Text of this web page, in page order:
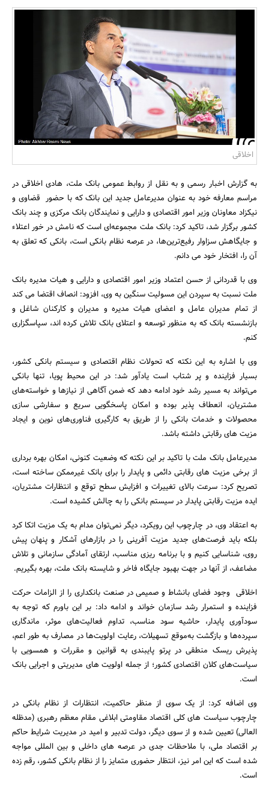
مسکن و ساختمان
جستجو
اخلاقی
به گزارش اخبار رسمی و به نقل از روابط عمومی بانک ملت، هادی اخلاقی در
مراسم معارفه خود به عنوان مدیرعامل جدید این بانک که با حضور قضاوی و
نیکزاد معاونان وزیر امور اقتصادی و دارایی و نمایندگان بانک مرکزی و چند بانک
کشور برگزار شد، تاکید کرد: بانک ملت مجموعه‌ای است که نامش در خور اعتلاء
و جایگاهش سزاوار رفیع‌ترین‌ها، در عرصه نظام بانکی است، بانکی که تعلق به
آن را، افتخار خود می دانم.
وی با قدردانی از حسن اعتماد وزیر امور اقتصادی و دارایی و هیات مدیره بانک
ملت نسبت به سپردن این مسولیت سنگین به وی، افزود: انصاف اقتضا می کند
از تمام مدیران عامل و اعضای هیات مدیره و مدیران و کارکنان شاغل و
بازنشسته بانک که به منظور توسعه و اعتلای بانک تلاش کرده اند، سپاسگزاری
کنم.
وی با اشاره به این نکته که تحولات نظام اقتصادی و سیستم بانکی کشور،
بسیار فزاینده‌ و پر شتاب است یادآور شد: در این محیط پویا، تنها بانکی
می‌تواند به مسیر رشد خود ادامه دهد که ضمن آگاهی از نیازها و خواسته‌های
مشتریان، انعطاف پذیر بوده و امکان پاسخگویی سریع و سفارشی سازی
محصولات و خدمات بانکی را از طریق به کارگیری فناوری‌های نوین و ایجاد
مزیت های رقابتی داشته باشد.
مدیرعامل بانک ملت با تاکید بر این نکته که وضعیت کنونی، امکان بهره برداری
از برخی مزیت های رقابتی دائمی و پایدار را برای بانک غیرممکن ساخته است،
تصریح کرد: سرعت بالای تغییرات و افزایش سطح توقع و انتظارات مشتریان،
ایده مزیت رقابتی پایدار در سیستم بانکی را به چالش کشیده است.
به اعتقاد وی، در چارچوب این رویکرد، دیگر نمی‌توان مدام به یک مزیت اتکا کرد
بلکه باید فرصت‌های جدید مزیت آفرینی را در بازارهای آشکار و پنهان پیش
روی، شناسایی کنیم و با برنامه ریزی مناسب، ارتقای آمادگی سازمانی و تلاش
مضاعف، از آنها در جهت بهبود جایگاه فاخر و شایسته بانک ملت، بهره بگیریم.
اخلاقی وجود فضای بانشاط و صمیمی در صنعت بانکداری را از الزامات حرکت
فزاینده و استمرار رشد سازمان خواند و ادامه داد: بر این باورم که توجه به
سودآوری پایدار، حاشیه سود مناسب، تداوم فعالیت‌های موثر، ماندگاری
سپرده‌ها و بازگشت به‌موقع تسهیلات، رعایت اولویت‌ها در مصارف به طور اعم،
پذیرش ریسک منطقی در پرتو پایبندی به قوانین و مقررات و همسویی با
سیاست‌های کلان اقتصادی کشور؛ از جمله اولویت های مدیریتی و اجرایی بانک
است.
وی اضافه کرد: از یک سوی از منظر حاکمیت، انتظارات از نظام بانکی در
چارچوب سیاست های کلی اقتصاد مقاومتی ابلاغی مقام معظم رهبری (مدظله
العالی) تعیین شده و از سوی دیگر، دولت تدبیر و امید در مدیریت شرایط حاکم
بر اقتصاد ملی، با ملاحظات جدی در عرصه های داخلی و بین المللی مواجه
شده است که این امر نیز، انتظار حضوری متمایز را از نظام بانکی کشور، رقم زده
است.